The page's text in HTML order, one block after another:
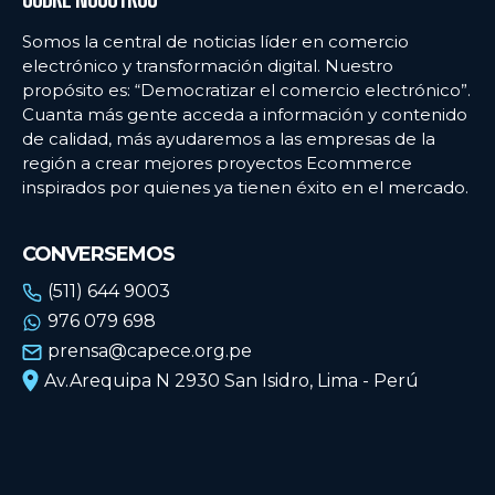
Somos la central de noticias líder en comercio
electrónico y transformación digital. Nuestro
propósito es: “Democratizar el comercio electrónico”.
Cuanta más gente acceda a información y contenido
de calidad, más ayudaremos a las empresas de la
región a crear mejores proyectos Ecommerce
inspirados por quienes ya tienen éxito en el mercado.
CONVERSEMOS
(511) 644 9003
976 079 698
prensa@capece.org.pe
Av.Arequipa N 2930 San Isidro, Lima - Perú